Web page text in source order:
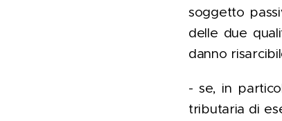
soggetto
delle due
danno
- se, in
tributaria di